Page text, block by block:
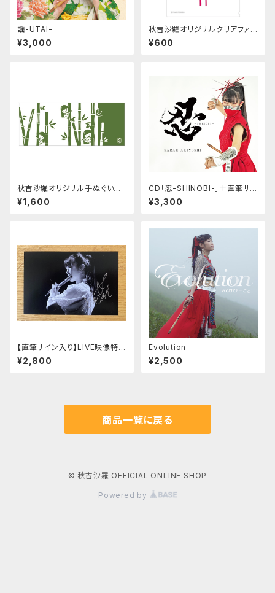
謡-UTAI-
¥3,000
秋吉沙羅オリジナルクリアファイ
ル「さらの和」
¥600
秋吉沙羅オリジナル手ぬぐい
竹
¥1,600
CD「忍-SHINOBI-」＋直筆サイ
ン入りカード
¥3,300
【直筆サイン入り】LIVE映像特典
付オリジナルポストカード
¥2,800
Evolution
¥2,500
商品一覧に戻る
© 秋吉沙羅 OFFICIAL ONLINE SHOP
Powered by